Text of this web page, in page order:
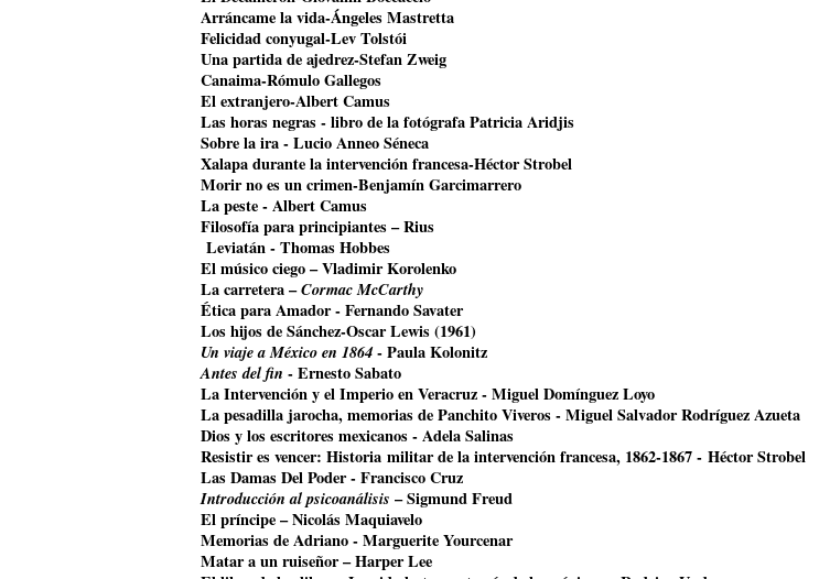
Arráncame la vida-Ángeles Mastretta
Felicidad conyugal-Lev Tolstói
Una partida de ajedrez-Stefan Zweig
Canaima-Rómulo Gallegos
El extranjero-Albert Camus
Las horas negras - libro de la fotógrafa Patricia Aridjis
Sobre la ira - Lucio Anneo Séneca
Xalapa durante la intervención francesa-Héctor Strobel
Morir no es un crimen-Benjamín Garcimarrero
La peste - Albert Camus
Filosofía para principiantes – Rius
Leviatán - Thomas Hobbes
El músico ciego – Vladimir Korolenko
La carretera –Cormac McCarthy
Ética para Amador - Fernando Savater
Los hijos de Sánchez-Oscar Lewis (1961)
Un viaje a México en 1864- Paula Kolonitz
Antes del fin - Ernesto Sabato
La Intervención y el Imperio en Veracruz - Miguel Domínguez Loyo
La pesadilla jarocha, memorias de Panchito Viveros - Miguel Salvador Rodríguez Azueta
Dios y los escritores mexicanos - Adela Salinas
Resistir es vencer: Historia militar de la intervención francesa, 1862-1867 - Héctor Strobel
Las Damas Del Poder - Francisco Cruz
Introducción al psicoanálisis – Sigmund Freud
El príncipe – Nicolás Maquiavelo
Memorias de Adriano - Marguerite Yourcenar
Matar a un ruiseñor – Harper Lee